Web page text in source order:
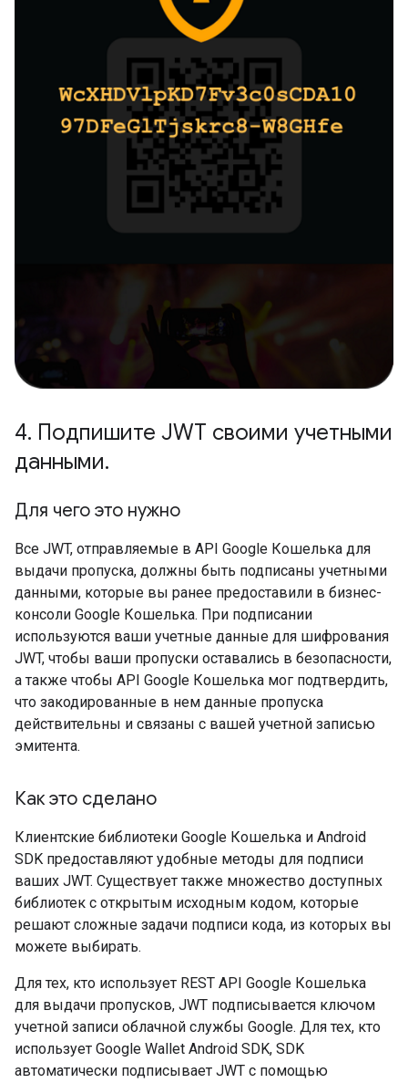
4. Подпишите JWT своими учетными
данными.
Для чего это нужно
Все JWT, отправляемые в API Google Кошелька для
выдачи пропуска, должны быть подписаны учетными
данными, которые вы ранее предоставили в бизнес-
консоли Google Кошелька. При подписании
используются ваши учетные данные для шифрования
JWT, чтобы ваши пропуски оставались в безопасности,
а также чтобы API Google Кошелька мог подтвердить,
что закодированные в нем данные пропуска
действительны и связаны с вашей учетной записью
эмитента.
Как это сделано
Клиентские библиотеки Google Кошелька и Android
SDK предоставляют удобные методы для подписи
ваших JWT. Существует также множество доступных
библиотек с открытым исходным кодом, которые
решают сложные задачи подписи кода, из которых вы
можете выбирать.
Для тех, кто использует REST API Google Кошелька
для выдачи пропусков, JWT подписывается ключом
учетной записи облачной службы Google. Для тех, кто
использует Google Wallet Android SDK, SDK
автоматически подписывает JWT с помощью